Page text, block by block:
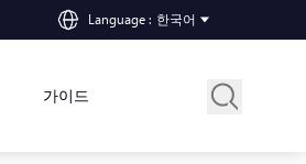
Language : 한국어
가이드